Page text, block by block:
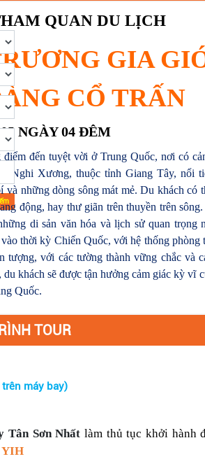
QUAN DU LỊCH
GIA
CỔ TRẤN
05 NGÀY 04 ĐÊM
đến tuyệt vời ở Trung Quốc, nơi có
Nghi Xương, thuộc tỉnh Giang Tây, nổi
những dòng sông mát mẻ. Du khách có
động, hay thư giãn trên thuyền trên
di sản văn hóa và lịch sử quan trọng
thời kỳ Chiến Quốc, với hệ thống phòng
tượng, với các tường thành vững chắc và
khách sẽ được tận hưởng cảm giác kỳ vĩ
Quốc.
TOUR
trên máy bay)
Tân Sơn Nhất làm thủ tục khởi hành
YIH